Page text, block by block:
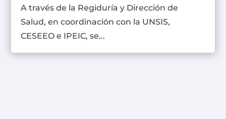
A través de la Regiduría y Dirección de
Salud, en coordinación con la UNSIS,
CESEEO e IPEIC, se...